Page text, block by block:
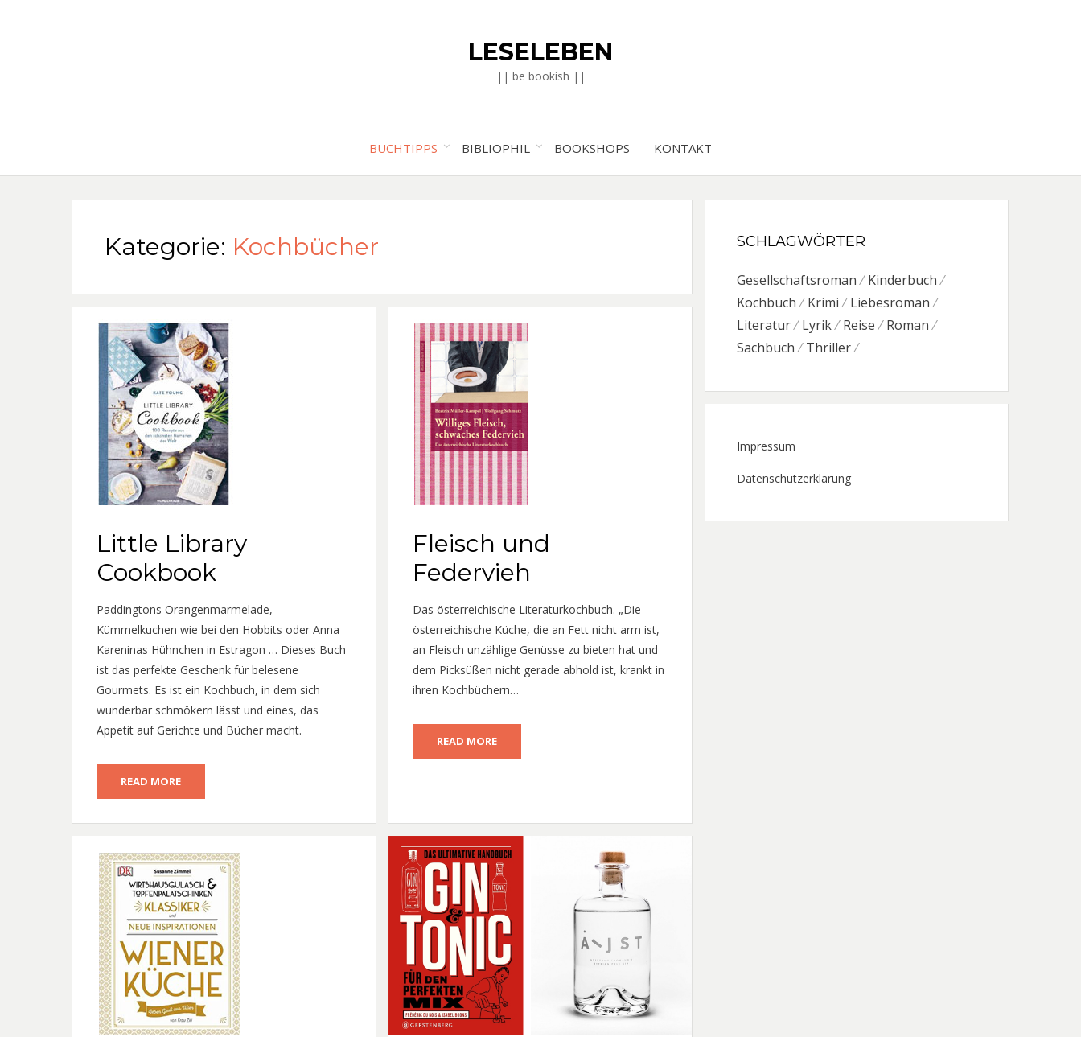
LESELEBEN
|| be bookish ||
BUCHTIPPS BIBLIOPHIL BOOKSHOPS KONTAKT
Kategorie: Kochbücher
Little Library
Cookbook
Paddingtons Orangenmarmelade,
Kümmelkuchen wie bei den Hobbits oder Anna
Kareninas Hühnchen in Estragon … Dieses Buch
ist das perfekte Geschenk für belesene
Gourmets. Es ist ein Kochbuch, in dem sich
wunderbar schmökern lässt und eines, das
Appetit auf Gerichte und Bücher macht.
READ MORE
Fleisch und
Federvieh
Das österreichische Literaturkochbuch. „Die
österreichische Küche, die an Fett nicht arm ist,
an Fleisch unzählige Genüsse zu bieten hat und
dem Picksüßen nicht gerade abhold ist, krankt in
ihren Kochbüchern…
READ MORE
SCHLAGWÖRTER
Gesellschaftsroman
Kinderbuch
Kochbuch
Krimi
Liebesroman
Literatur
Lyrik Reise
Roman
Sachbuch
Thriller
Impressum
Datenschutzerklärung